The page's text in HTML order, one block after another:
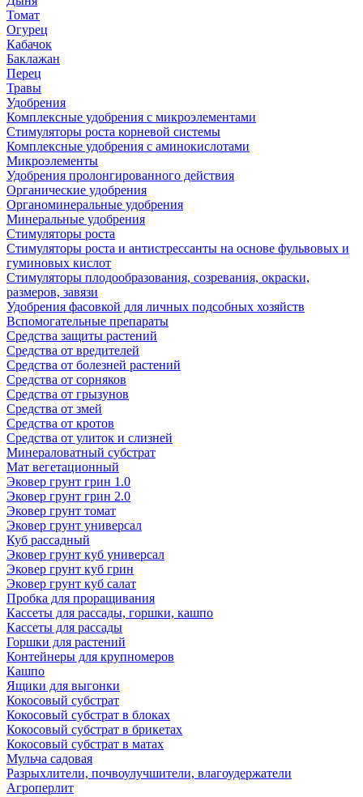
Томат
Огурец
Кабачок
Баклажан
Перец
Травы
Удобрения
Комплексные удобрения с микроэлементами
Стимуляторы роста корневой системы
Комплексные удобрения с аминокислотами
Микроэлементы
Удобрения пролонгированного действия
Органические удобрения
Органоминеральные удобрения
Минеральные удобрения
Стимуляторы роста
Стимуляторы роста и антистрессанты на основе фульвовых и
гуминовых кислот
Стимуляторы плодообразования, созревания, окраски,
размеров, завязи
Удобрения фасовкой для личных подсобных хозяйств
Вспомогательные препараты
Средства защиты растений
Средства от вредителей
Средства от болезней растений
Средства от сорняков
Средства от грызунов
Средства от змей
Средства от кротов
Средства от улиток и слизней
Минераловатный субстрат
Мат вегетационный
Эковер грунт грин 1.0
Эковер грунт грин 2.0
Эковер грунт томат
Эковер грунт универсал
Куб рассадный
Эковер грунт куб универсал
Эковер грунт куб грин
Эковер грунт куб салат
Пробка для проращивания
Кассеты для рассады, горшки, кашпо
Кассеты для рассады
Горшки для растений
Контейнеры для крупномеров
Кашпо
Ящики для выгонки
Кокосовый субстрат
Кокосовый субстрат в блоках
Кокосовый субстрат в брикетах
Кокосовый субстрат в матах
Мульча садовая
Разрыхлители, почвоулучшители, влагоудержатели
Агроперлит